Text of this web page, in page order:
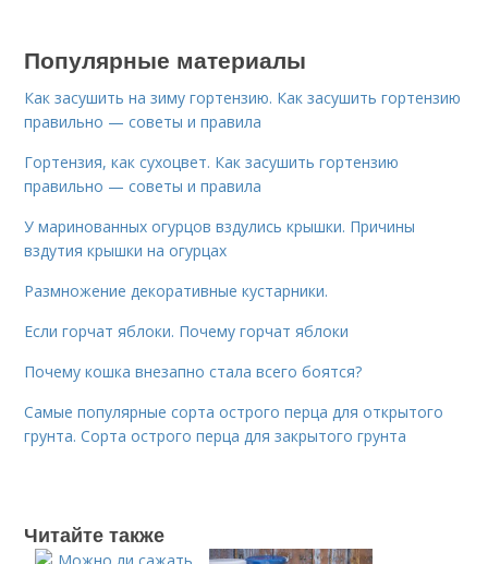
Популярные материалы
Как засушить на зиму гортензию. Как засушить гортензию
правильно — советы и правила
Гортензия, как сухоцвет. Как засушить гортензию
правильно — советы и правила
У маринованных огурцов вздулись крышки. Причины
вздутия крышки на огурцах
Размножение декоративные кустарники.
Если горчат яблоки. Почему горчат яблоки
Почему кошка внезапно стала всего боятся?
Самые популярные сорта острого перца для открытого
грунта. Сорта острого перца для закрытого грунта
Читайте также